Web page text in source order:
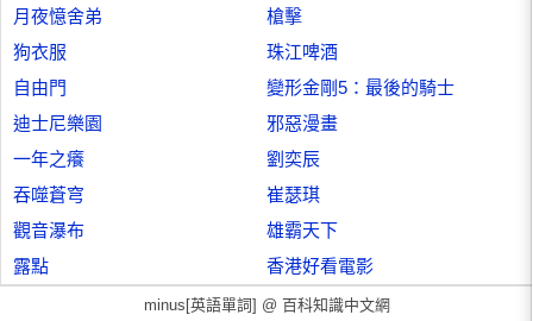
月夜憶舍弟
槍擊
狗衣服
珠江啤酒
自由門
變形金剛5：最後的騎士
迪士尼樂園
邪惡漫畫
一年之癢
劉奕辰
吞噬蒼穹
崔瑟琪
觀音瀑布
雄霸天下
露點
香港好看電影
minus[英語單詞] @ 百科知識中文網